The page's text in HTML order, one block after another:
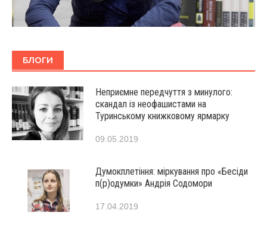
БЛОГИ
Неприємне передчуття з минулого:
скандал із неофашистами на
Туринському книжковому ярмарку
09.05.2019
Думокплетіння: міркування про «Бесіди
п(р)одумки» Андрія Содомори
17.04.2019